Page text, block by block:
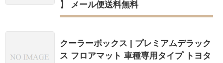
】 メール便送料無料
クーラーボックス | プレミアムデラック
ス フロアマット 車種専用タイプ トヨタ